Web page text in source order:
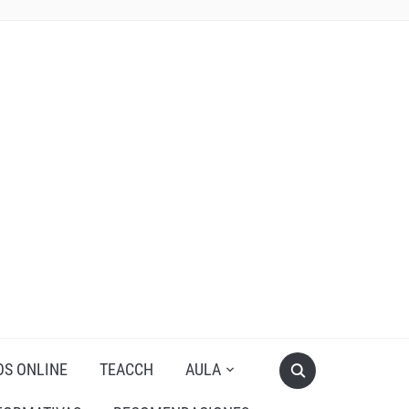
ONLINE TEACCH AULA